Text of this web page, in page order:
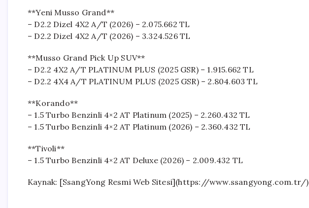
**Yeni Musso Grand**
– D2.2 Dizel 4X2 A/T (2026) – 2.075.662 TL
– D2.2 Dizel 4X2 A/T (2026) – 3.324.526 TL
**Musso Grand Pick Up SUV**
– D2.2 4X2 A/T PLATINUM PLUS (2025 GSR) – 1.915.662 TL
– D2.2 4X4 A/T PLATINUM PLUS (2025 GSR) – 2.804.603 TL
**Korando**
– 1.5 Turbo Benzinli 4×2 AT Platinum (2025) – 2.260.432 TL
– 1.5 Turbo Benzinli 4×2 AT Platinum (2026) – 2.360.432 TL
**Tivoli**
– 1.5 Turbo Benzinli 4×2 AT Deluxe (2026) – 2.009.432 TL
Kaynak: [SsangYong Resmi Web Sitesi](https://www.ssangyong.com.tr/)